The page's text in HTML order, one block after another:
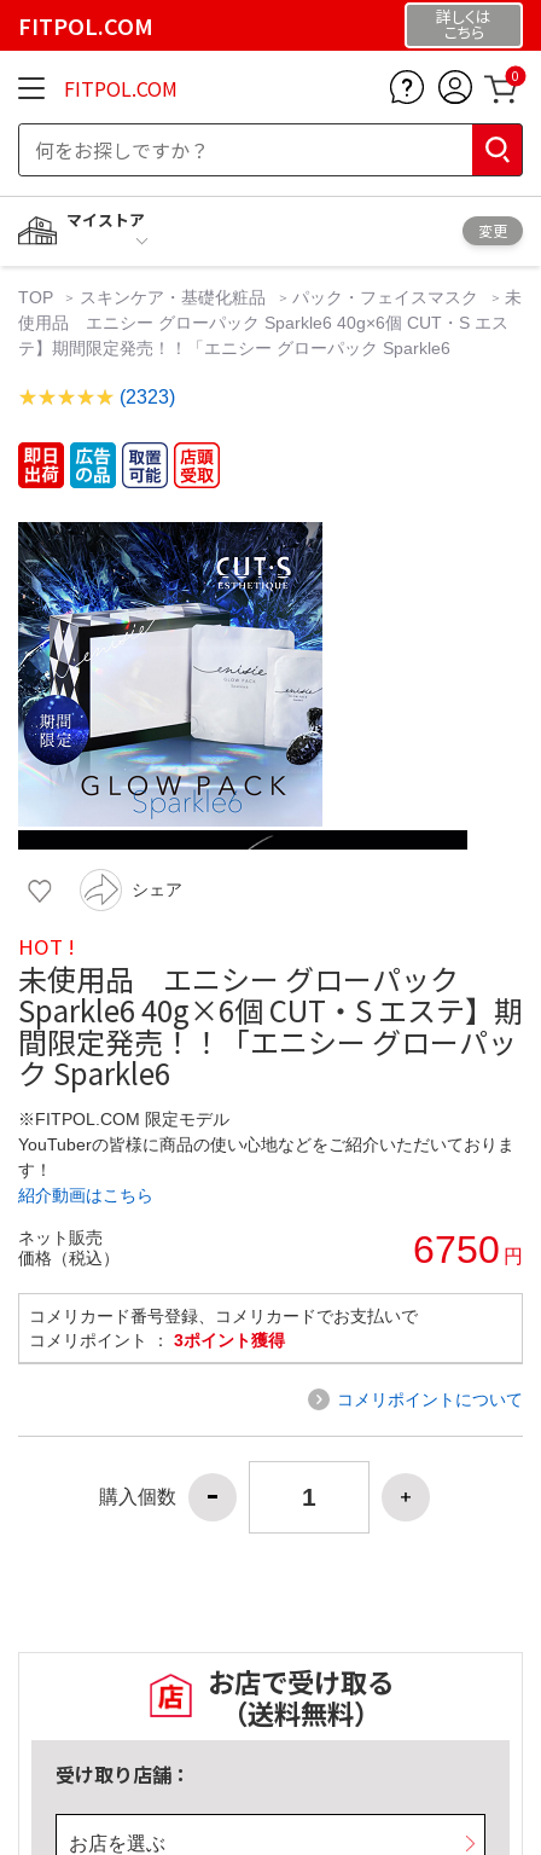
FITPOL.COM 詳しくは
こちら
FITPOL.COM 0
マイストア
変更
TOP スキンケア・基礎化粧品 パック・フェイスマスク
未
使用品 エニシー グローパック Sparkle6 40g×6個 CUT・S エス
テ】期間限定発売！！「エニシー グローパック Sparkle6
(2323)
シェア
HOT !
未使用品 エニシー グローパック
Sparkle6 40g×6個 CUT・S エステ】期
間限定発売！！「エニシー グローパッ
ク Sparkle6
※FITPOL.COM 限定モデル
YouTuberの皆様に商品の使い心地などをご紹介いただいておりま
す！
紹介動画はこちら
ネット販売
価格（税込）
6750 円
コメリカード番号登録、コメリカードでお支払いで
コメリポイント ： 3ポイント獲得
コメリポイントについて
購入個数
お店で受け取る
（送料無料）
受け取り店舗：
お店を選ぶ